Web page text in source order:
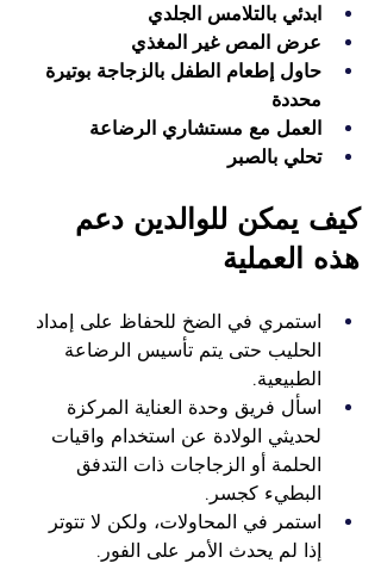
ابدئي بالتلامس الجلدي
عرض المص غير المغذي
حاول إطعام الطفل بالزجاجة بوتيرة
محددة
العمل مع مستشاري الرضاعة
تحلي بالصبر
كيف يمكن للوالدين دعم
هذه العملية
استمري في الضخ للحفاظ على إمداد
الحليب حتى يتم تأسيس الرضاعة
الطبيعية.
اسأل فريق وحدة العناية المركزة
لحديثي الولادة عن استخدام واقيات
الحلمة أو الزجاجات ذات التدفق
البطيء كجسر.
استمر في المحاولات، ولكن لا تتوتر
إذا لم يحدث الأمر على الفور.